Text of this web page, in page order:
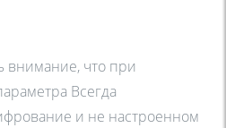
внимание, что при
Всегда
и не настроенном